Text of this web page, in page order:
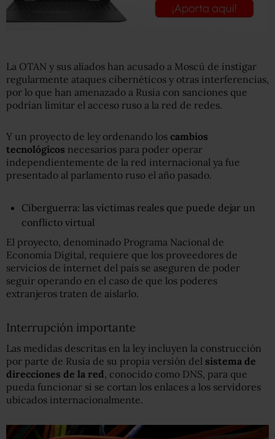
La OTAN y sus aliados han acusado a Moscú de instigar
regularmente ataques cibernéticos y otras interferencias,
por lo que han amenazado a Rusia con sanciones que
podrían limitar el acceso ruso a la red de redes.
Y un proyecto de ley ordenando los cambios
tecnológicos necesarios para poder operar
independientemente de la red internacional ya fue
presentado al parlamento ruso el año pasado.
Ciberguerra: las víctimas reales que puede dejar un
conflicto virtual
El proyecto, denominado Programa Nacional de
Economía Digital, requiere que los proveedores de
servicios de internet del país se aseguren de poder
seguir operando en el caso de que los poderes
extranjeros traten de aislarlo.
Interrupción importante
Las medidas descritas en la ley incluyen la construcción
por parte de Rusia de su propia versión del sistema de
direcciones de la red , conocido como DNS, para que
pueda funcionar si se cortan los enlaces a los servidores
ubicados internacionalmente.